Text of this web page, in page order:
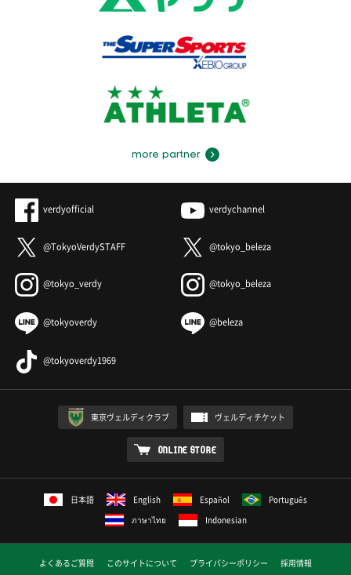
more partner
verdyofficial verdychannel
@TokyoVerdySTAFF @tokyo_beleza
@tokyo_verdy @tokyo_beleza
@tokyoverdy @beleza
@tokyoverdy1969
東京ヴェルディクラブ ヴェルディチケット
ONLINE STORE
日本語 English Español
Português
ภาษาไทย
Indonesian
よくあるご質問 このサイトについて プライバシーポリシー 採用情報